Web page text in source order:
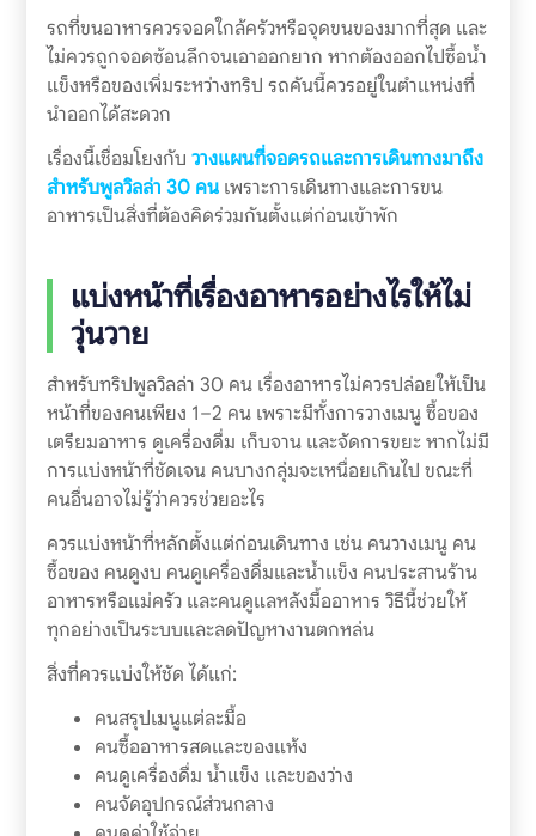
รถที่ขนอาหารควรจอดใกล้ครัวหรือจุดขนของมากที่สุด และ
ไม่ควรถูกจอดซ้อนลึกจนเอาออกยาก หากต้องออกไปซื้อน้ำ
แข็งหรือของเพิ่มระหว่างทริป รถคันนี้ควรอยู่ในตำแหน่งที่
นำออกได้สะดวก
เรื่องนี้เชื่อมโยงกับ วางแผนที่จอดรถและการเดินทางมาถึง
สำหรับพูลวิลล่า 30 คนเพราะการเดินทางและการขน
อาหารเป็นสิ่งที่ต้องคิดร่วมกันตั้งแต่ก่อนเข้าพัก
แบ่งหน้าที่เรื่องอาหารอย่างไรให้ไม่
วุ่นวาย
สำหรับทริปพูลวิลล่า 30 คน เรื่องอาหารไม่ควรปล่อยให้เป็น
หน้าที่ของคนเพียง 1–2 คน เพราะมีทั้งการวางเมนู ซื้อของ
เตรียมอาหาร ดูเครื่องดื่ม เก็บจาน และจัดการขยะ หากไม่มี
การแบ่งหน้าที่ชัดเจน คนบางกลุ่มจะเหนื่อยเกินไป ขณะที่
คนอื่นอาจไม่รู้ว่าควรช่วยอะไร
ควรแบ่งหน้าที่หลักตั้งแต่ก่อนเดินทาง เช่น คนวางเมนู คน
ซื้อของ คนดูงบ คนดูเครื่องดื่มและน้ำแข็ง คนประสานร้าน
อาหารหรือแม่ครัว และคนดูแลหลังมื้ออาหาร วิธีนี้ช่วยให้
ทุกอย่างเป็นระบบและลดปัญหางานตกหล่น
สิ่งที่ควรแบ่งให้ชัด ได้แก่:
คนสรุปเมนูแต่ละมื้อ
คนซื้ออาหารสดและของแห้ง
คนดูเครื่องดื่ม น้ำแข็ง และของว่าง
คนจัดอุปกรณ์ส่วนกลาง